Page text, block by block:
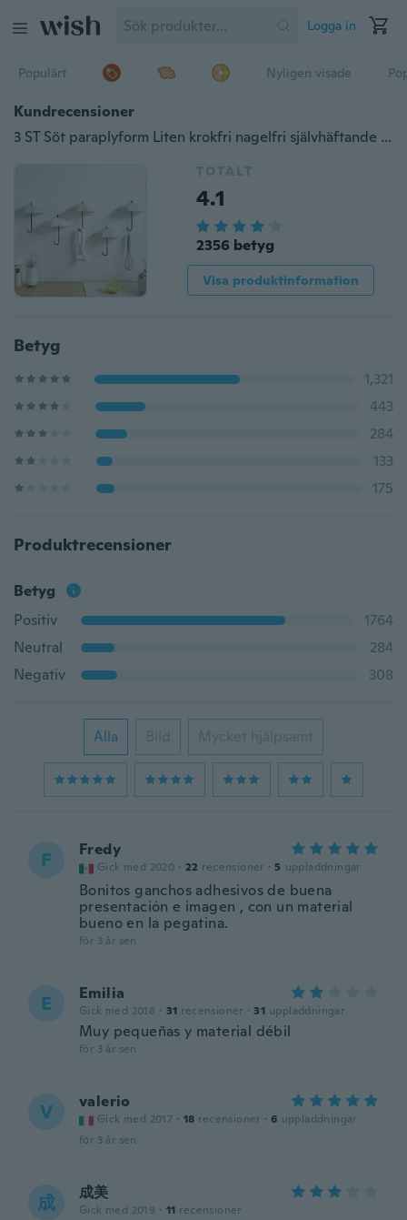
Logga in
Populärt Nyligen visade
Kundrecensioner
3 ST Söt paraplyform Liten krokfri nagelfri självhäftande krok
TOTALT
4.1
2356 betyg
Visa produktinformation
Betyg
1,321
443
284
133
175
Produktrecensioner
Betyg
Positiv
1764
Neutral
284
Negativ
308
Alla Bild Mycket hjälpsamt
F Fredy
Gick med 2020 · 22 recensioner · 5 uppladdningar
Bonitos ganchos adhesivos de buena
presentación e imagen , con un material
bueno en la pegatina.
för 3 år sen
E Emilia
Gick med 2018 · 31 recensioner · 31 uppladdningar
Muy pequeñas y material débil
för 3 år sen
V valerio
Gick med 2017 · 18 recensioner · 6 uppladdningar
för 3 år sen
成 成美
Gick med 2019 · 11 recensioner